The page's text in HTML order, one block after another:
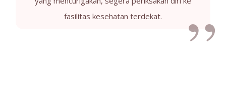
fasilitas kesehatan terdekat.